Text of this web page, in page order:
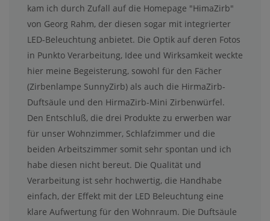
kam ich durch Zufall auf die Homepage "HimaZirb"
von Georg Rahm, der diesen sogar mit integrierter
LED-Beleuchtung anbietet. Die Optik auf deren Fotos
in Punkto Verarbeitung, Idee und Wirksamkeit weckte
hier meine Begeisterung, sowohl für den Fächer
(Zirbenlampe SunnyZirb) als auch die HirmaZirb-
Duftsäule und den HirmaZirb-Mini Zirbenwürfel.
Den Entschluß, die drei Produkte zu erwerben war
für unser Wohnzimmer, Schlafzimmer und die
beiden Arbeitszimmer somit sehr spontan und ich
habe diesen nicht bereut. Die Qualität und
Verarbeitung ist sehr hochwertig, die Handhabe
einfach, der Effekt mit der LED Beleuchtung eine
klare Aufwertung für den Wohnraum. Die Duftsäule